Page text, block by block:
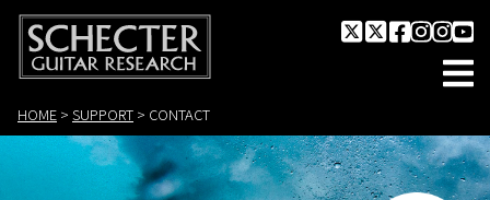
HOME > SUPPORT > CONTACT